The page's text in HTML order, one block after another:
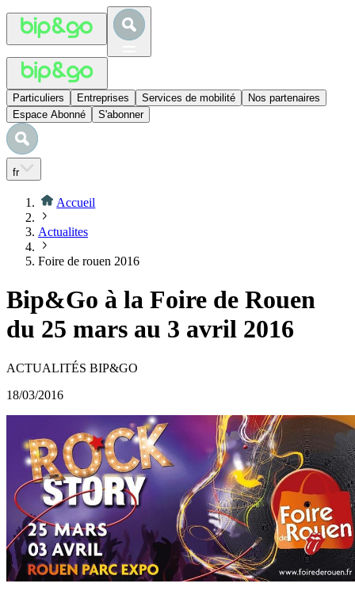
Particuliers Entreprises Services de mobilité
Nos partenaires
Espace Abonné
S'abonner
fr
Accueil
Actualites
Foire de rouen 2016
Bip&Go à la Foire de Rouen
du 25 mars au 3 avril 2016
ACTUALITÉS BIP&GO
18/03/2016